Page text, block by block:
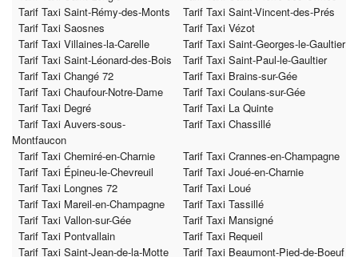
Tarif Taxi Saint-Rémy-des-Monts
Tarif Taxi Saint-Vincent-des-Prés
Tarif Taxi Saosnes
Tarif Taxi Vézot
Tarif Taxi Villaines-la-Carelle
Tarif Taxi Saint-Georges-le-Gaultier
Tarif Taxi Saint-Léonard-des-Bois
Tarif Taxi Saint-Paul-le-Gaultier
Tarif Taxi Changé 72
Tarif Taxi Brains-sur-Gée
Tarif Taxi Chaufour-Notre-Dame
Tarif Taxi Coulans-sur-Gée
Tarif Taxi Degré
Tarif Taxi La Quinte
Tarif Taxi Auvers-sous-
Montfaucon
Tarif Taxi Chassillé
Tarif Taxi Chemiré-en-Charnie
Tarif Taxi Crannes-en-Champagne
Tarif Taxi Épineu-le-Chevreuil
Tarif Taxi Joué-en-Charnie
Tarif Taxi Longnes 72
Tarif Taxi Loué
Tarif Taxi Mareil-en-Champagne
Tarif Taxi Tassillé
Tarif Taxi Vallon-sur-Gée
Tarif Taxi Mansigné
Tarif Taxi Pontvallain
Tarif Taxi Requeil
Tarif Taxi Saint-Jean-de-la-Motte
Tarif Taxi Beaumont-Pied-de-Boeuf